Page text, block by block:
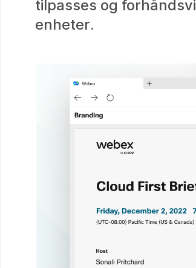
tilpasses og
enheter.